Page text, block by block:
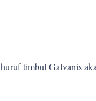
timbul Galvanis